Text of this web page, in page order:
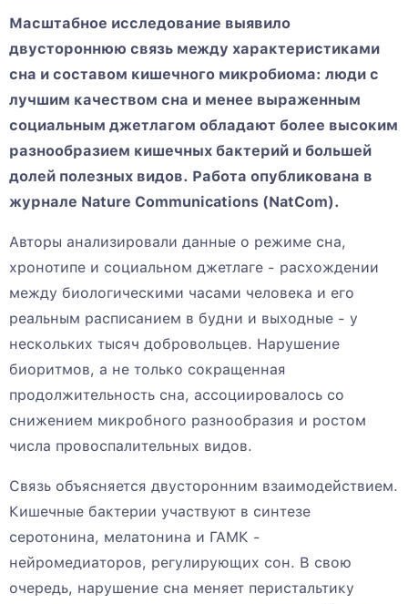
Масштабное исследование выявило
двустороннюю связь между характеристиками
сна и составом кишечного микробиома: люди с
лучшим качеством сна и менее выраженным
социальным джетлагом обладают более высоким
разнообразием кишечных бактерий и большей
долей полезных видов. Работа опубликована в
журнале Nature Communications (NatCom).
Авторы анализировали данные о режиме сна,
хронотипе и социальном джетлаге - расхождении
между биологическими часами человека и его
реальным расписанием в будни и выходные - у
нескольких тысяч добровольцев. Нарушение
биоритмов, а не только сокращенная
продолжительность сна, ассоциировалось со
снижением микробного разнообразия и ростом
числа провоспалительных видов.
Связь объясняется двусторонним взаимодействием.
Кишечные бактерии участвуют в синтезе
серотонина, мелатонина и ГАМК -
нейромедиаторов, регулирующих сон. В свою
очередь, нарушение сна меняет перистальтику